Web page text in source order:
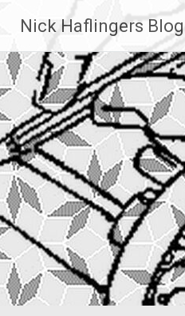
Inhalt
springen
Nick Haflingers Blog